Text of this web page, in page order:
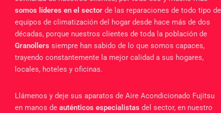
somos líderes en el sector de las reparaciones de todo tipo de
equipos de climatización del hogar desde hace más de dos
décadas, porque nuestros clientes de toda la población de
Granollers siempre han sabido de lo que somos capaces,
trayendo constantemente la mejor calidad a sus hogares,
locales, hoteles y oficinas.
Llámenos y deje sus aparatos de Aire Acondicionado Fujitsu
en manos de auténticos especialistas del sector, en nuestro